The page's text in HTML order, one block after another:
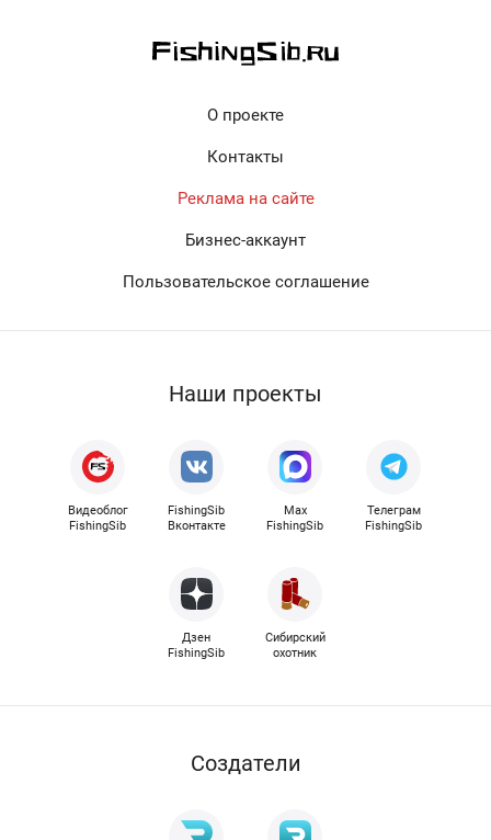
О проекте
Контакты
Реклама на сайте
Бизнес-аккаунт
Пользовательское соглашение
Наши проекты
Видеоблог
FishingSib
FishingSib
Вконтакте
Max
FishingSib
Телеграм
FishingSib
Дзен
FishingSib
Сибирский
охотник
Cоздатели